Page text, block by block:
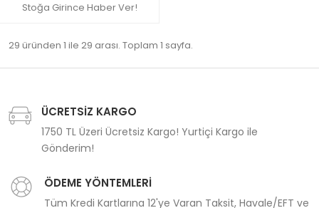
Stoğa Girince Haber Ver!
29 üründen 1 ile 29 arası. Toplam 1 sayfa.
ÜCRETSİZ KARGO
1750 TL Üzeri Ücretsiz Kargo! Yurtiçi Kargo ile
Gönderim!
ÖDEME YÖNTEMLERİ
Tüm Kredi Kartlarına 12'ye Varan Taksit, Havale/EFT ve